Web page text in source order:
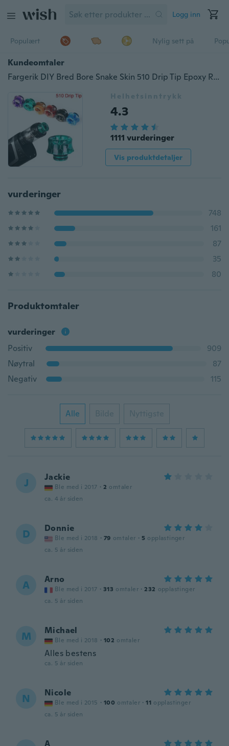
Logg inn
Populært Nylig sett på
Kundeomtaler
Fargerik DIY Bred Bore Snake Skin 510 Drip Tip Epoxy Resin Munnstykkehette
Helhetsinntrykk
4.3
1111 vurderinger
Vis produktdetaljer
vurderinger
748
161
87
35
80
Produktomtaler
vurderinger
Positiv
909
Nøytral
87
Negativ
115
Alle Bilde Nyttigste
J Jackie
Ble med i 2017 · 2 omtaler
ca. 4 år siden
D Donnie
Ble med i 2018 · 79 omtaler · 5 opplastinger
ca. 5 år siden
A Arno
Ble med i 2017 · 313 omtaler · 232 opplastinger
ca. 5 år siden
M Michael
Ble med i 2018 · 102 omtaler
Alles bestens
ca. 5 år siden
N Nicole
Ble med i 2015 · 100 omtaler · 11 opplastinger
ca. 5 år siden
A